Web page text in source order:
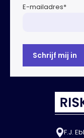
E-mailadres*
F.J.